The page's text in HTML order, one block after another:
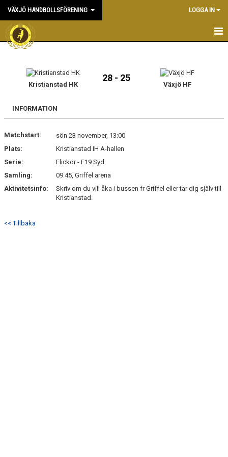
VÄXJÖ HANDBOLLSFÖRENING LOGGA IN
HEM
NYHETER
KONTAKT & KANSLI
DOKUMENT
VÅRA LAG
Kristianstad HK
28 - 25
Växjö HF
INFORMATION
Matchstart:
sön 23 november, 13:00
Plats:
Kristianstad IH A-hallen
Serie:
Flickor - F19 Syd
Samling:
09:45, Griffel arena
Aktivitetsinfo:
Skriv om du vill åka i bussen fr Griffel eller tar dig själv till
Kristianstad.
<< Tillbaka